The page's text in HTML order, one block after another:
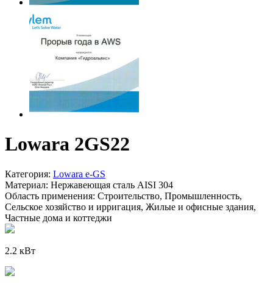
Lowara 2GS22
Категория: Lowara e-GS
Материал: Нержавеющая сталь AISI 304
Область применения: Строительство, Промышленность,
Сельское хозяйство и ирригация, Жилые и офисные здания,
Частные дома и коттеджи
2.2 кВт